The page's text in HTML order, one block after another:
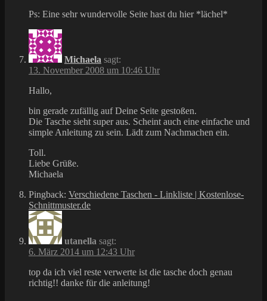
Ps: Eine sehr wundervolle Seite hast du hier *lächel*
Michaela sagt:
13. November 2008 um 10:46 Uhr
Hallo,
bin gerade zufällig auf Deine Seite gestoßen.
Die Tasche sieht super aus. Scheint auch eine einfache und
simple Anleitung zu sein. Lädt zum Nachmachen ein.
Toll.
Liebe Grüße.
Michaela
Pingback: Verschiedene Taschen - Linkliste | Kostenlose-
Schnittmuster.de
utanella sagt:
6. März 2014 um 12:43 Uhr
top da ich viel reste verwerte ist die tasche doch genau
richtig!! danke für die anleitung!